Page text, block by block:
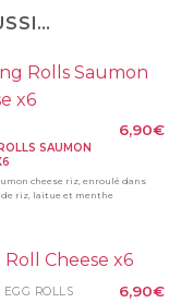
SAUMON
6,90€
cheese riz, enroulé dans
riz, laitue et menthe
ROLLS
6,90€